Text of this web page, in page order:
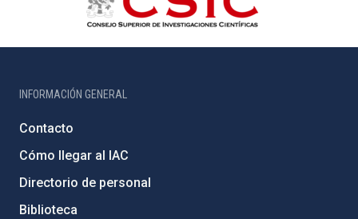
INFORMACIÓN GENERAL
Contacto
Cómo llegar al IAC
Directorio de personal
Biblioteca